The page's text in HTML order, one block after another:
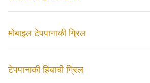
मोबाइल टेपपानाकी ग्रिल
टेपपानाकी हिबाची ग्रिल